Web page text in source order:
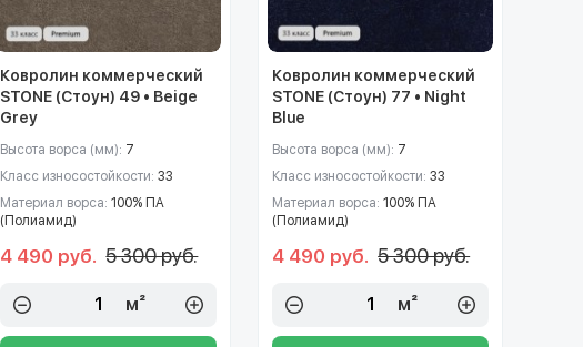
Ковролин коммерческий
STONE (Стоун) 49 • Beige
Grey
Высота ворса (мм): 7
Класс износостойкости:33
Материал ворса:100% ПА
(Полиамид)
4 490 руб. 5 300 руб.
м²
Ковролин коммерческий
STONE (Стоун) 77 • Night
Blue
Высота ворса (мм): 7
Класс износостойкости:33
Материал ворса:100% ПА
(Полиамид)
4 490 руб. 5 300 руб.
м²